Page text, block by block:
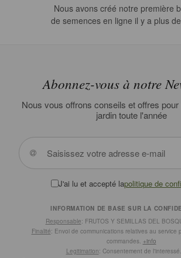
Nous avons créé notre première
de semences en ligne il y a plus
Abonnez-vous à notre
Nous vous offrons conseils et offres
jardin toute l'année
J'ai lu et accepté lapolitique de
INFORMATION DE BASE SUR LA
Responsable: FRUTOS Y SEMILLAS DEL
Finalité: Envoi de communications relatives au service
commandes. +info
Legitimation: Consentement de l'interessé.